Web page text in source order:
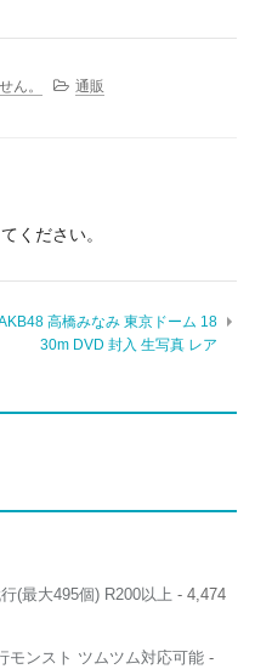
ん。 通販
ください。
高橋みなみ 東京ドーム 18
30m DVD 封入 生写真 レア
(最大495個) R200以上 - 4,474
モンスト ツムツム対応可能 -